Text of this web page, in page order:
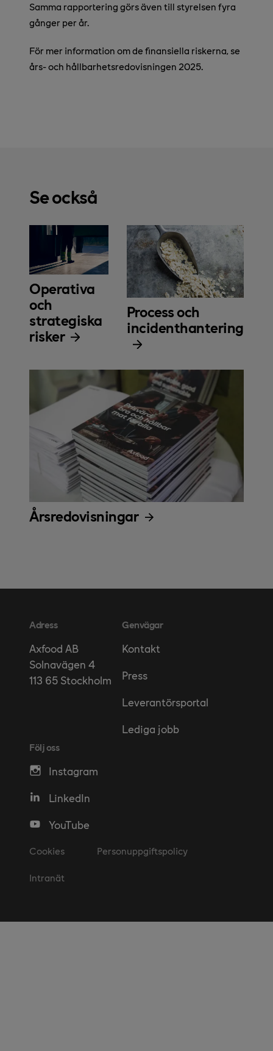
Samma rapportering görs även till styrelsen fyra
gånger per år.
För mer information om de finansiella riskerna, se
års- och hållbarhetsredovisningen 2025.
Se också
Operativa
och
strategiska
risker
Process och
incidenthantering
Årsredovisningar
Adress
Axfood AB
Solnavägen 4
113 65 Stockholm
Genvägar
Kontakt
Press
Leverantörsportal
Lediga jobb
Följ oss
Instagram
LinkedIn
YouTube
Cookies Personuppgiftspolicy
Intranät